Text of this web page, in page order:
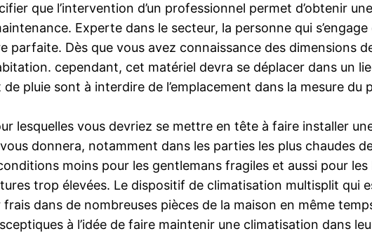
que l’intervention d’un professionnel permet d’obtenir
Experte dans le secteur, la personne qui
parfaite. Dès que vous avez connaissance des dimensions
cependant, cet matériel devra se déplacer dans un
de pluie sont à interdire de l’emplacement dans la mesure du
lesquelles vous devriez se mettre en tête à faire installer
donnera, notamment dans les parties les plus chaudes
moins pour les gentlemans fragiles et aussi pour
trop élevées. Le dispositif de climatisation multisplit qui
frais dans de nombreuses pièces de la maison en même
à l’idée de faire maintenir une climatisation dans